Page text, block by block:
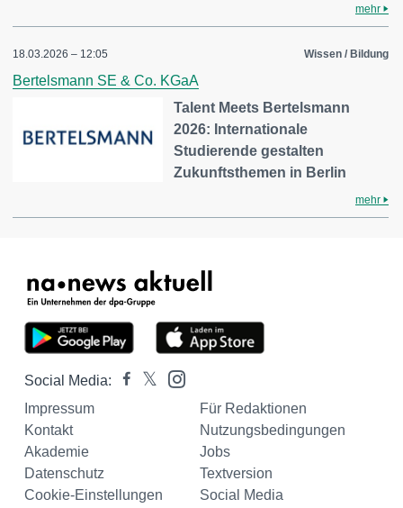
mehr
18.03.2026 – 12:05 Wissen / Bildung
Bertelsmann SE & Co. KGaA
Talent Meets Bertelsmann
2026: Internationale
Studierende gestalten
Zukunftsthemen in Berlin
mehr
Social Media:
Impressum
Für Redaktionen
Kontakt
Nutzungsbedingungen
Akademie
Jobs
Datenschutz
Textversion
Cookie-Einstellungen
Social Media